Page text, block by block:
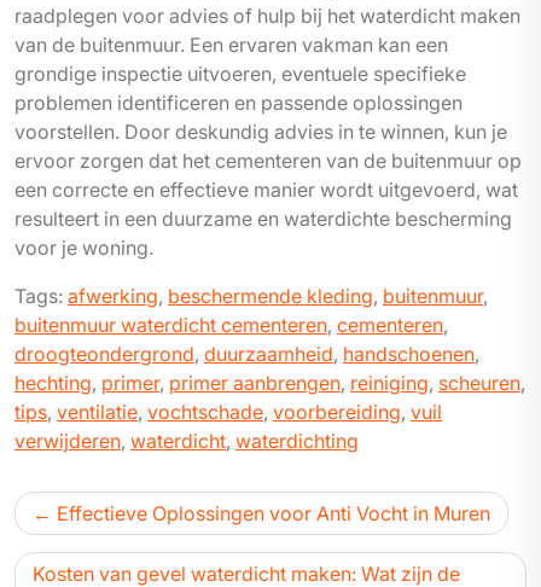
raadplegen voor advies of hulp bij het waterdicht maken
van de buitenmuur. Een ervaren vakman kan een
grondige inspectie uitvoeren, eventuele specifieke
problemen identificeren en passende oplossingen
voorstellen. Door deskundig advies in te winnen, kun je
ervoor zorgen dat het cementeren van de buitenmuur op
een correcte en effectieve manier wordt uitgevoerd, wat
resulteert in een duurzame en waterdichte bescherming
voor je woning.
Tags: afwerking, beschermende kleding, buitenmuur,
buitenmuur waterdicht cementeren, cementeren,
droogteondergrond, duurzaamheid, handschoenen,
hechting, primer, primer aanbrengen, reiniging, scheuren,
tips, ventilatie, vochtschade, voorbereiding, vuil
verwijderen, waterdicht, waterdichting
Bericht
navigatie
Effectieve Oplossingen voor Anti Vocht in Muren
Kosten van gevel waterdicht maken: Wat zijn de